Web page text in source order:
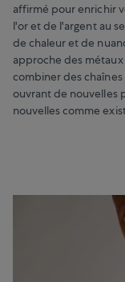
affirmé pour enrichir
l'or et de l'argent au
de chaleur et de
approche des
combiner des
ouvrant de nouvelles
nouvelles comme